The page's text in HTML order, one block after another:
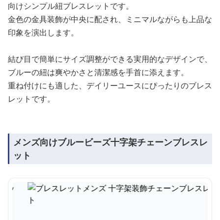
向けシンプル紐ブレスレットです。
金色の金具装飾が中央に配され、ミニマルながらも上品な
印象を演出します。
結び目で簡単にサイズ調整ができる実用的なデザインで、
ブルーの紐は爽やかさと清潔感を手首に添えます。
重ね付けにも適した、デイリーユースにぴったりのブレス
レットです。
メンズ向けブルービーズ十字架チェーンブレスレ
ット